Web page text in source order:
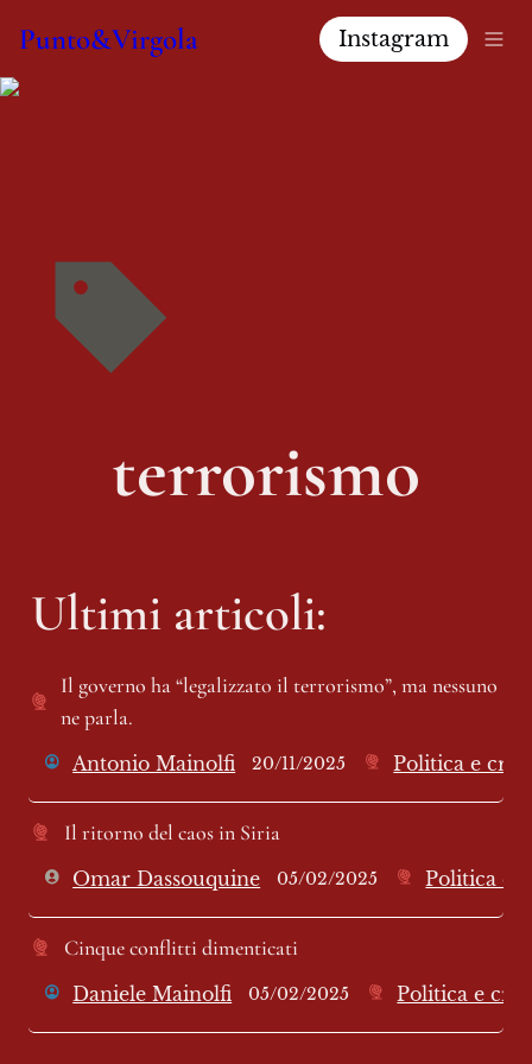
Punto&Virgola Instagram
terrorismo
Ultimi articoli:
Il governo ha “legalizzato il terrorismo”, ma nessuno
ne parla.
Antonio Mainolfi 20/11/2025 Politica e
Il ritorno del caos in Siria
Omar Dassouquine 05/02/2025 Politica e
Cinque conflitti dimenticati
Daniele Mainolfi 05/02/2025 Politica e